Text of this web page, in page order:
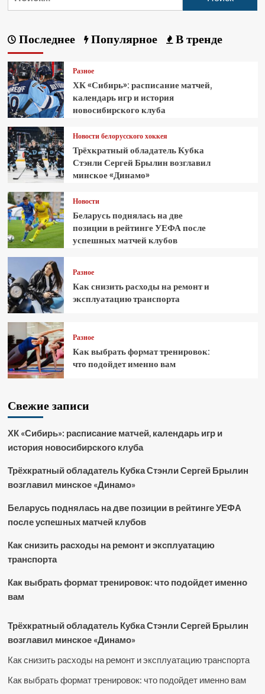
Последнее Популярное В тренде
Разное
ХК «Сибирь»: расписание матчей,
календарь игр и история
новосибирского клуба
Новости белорусского хоккея
Трёхкратный обладатель Кубка
Стэнли Сергей Брылин возглавил
минское «Динамо»
Новости
Беларусь поднялась на две
позиции в рейтинге УЕФА после
успешных матчей клубов
Разное
Как снизить расходы на ремонт и
эксплуатацию транспорта
Разное
Как выбрать формат тренировок:
что подойдет именно вам
Свежие записи
ХК «Сибирь»: расписание матчей, календарь игр и
история новосибирского клуба
Трёхкратный обладатель Кубка Стэнли Сергей Брылин
возглавил минское «Динамо»
Беларусь поднялась на две позиции в рейтинге УЕФА
после успешных матчей клубов
Как снизить расходы на ремонт и эксплуатацию
транспорта
Как выбрать формат тренировок: что подойдет именно
вам
Трёхкратный обладатель Кубка Стэнли Сергей Брылин
возглавил минское «Динамо»
Как снизить расходы на ремонт и эксплуатацию транспорта
Как выбрать формат тренировок: что подойдет именно вам